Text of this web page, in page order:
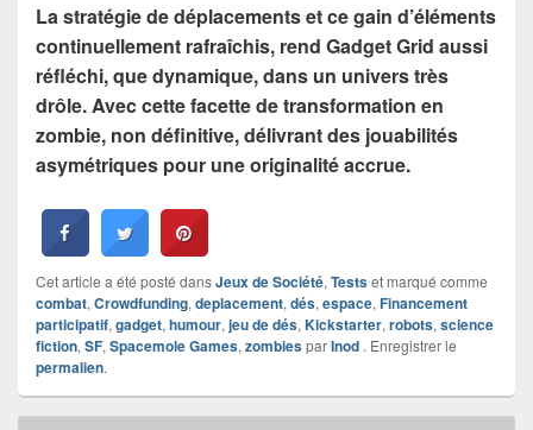
La stratégie de déplacements et ce gain d’éléments
continuellement rafraîchis, rend Gadget Grid aussi
réfléchi, que dynamique, dans un univers très
drôle. Avec cette facette de transformation en
zombie, non définitive, délivrant des jouabilités
asymétriques pour une originalité accrue.
Cet article a été posté dansJeux de Société, Testset marqué comme
combat, Crowdfunding, deplacement, dés, espace, Financement
participatif, gadget, humour, jeu de dés, Kickstarter, robots, science
fiction, SF, Spacemole Games, zombiesparInod . Enregistrer le
permalien.